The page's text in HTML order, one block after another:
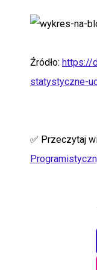
Źródło: https://
statystyczne-
✅ Przeczytaj